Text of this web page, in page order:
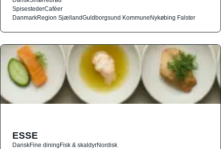
SpisestederCaféer
DanmarkRegion SjællandGuldborgsund KommuneNykøbing Falster
ESSE
DanskFine diningFisk & skaldyrNordisk